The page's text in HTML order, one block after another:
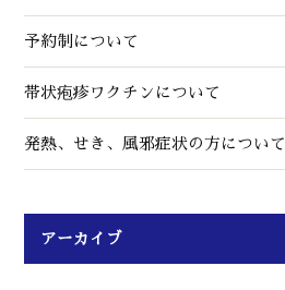
予約制について
帯状疱疹ワクチンについて
発熱、せき、風邪症状の方について
アーカイブ